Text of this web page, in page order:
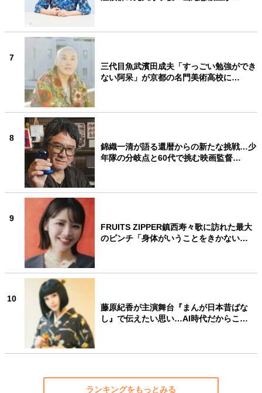
7
三代目魚武濱田成夫「すっごい勉強ができ
ない阿呆」が京都の名門美術高校に…
8
錦織一清が語る還暦からの新たな挑戦…少
年隊の分岐点と60代で挑む映画監督…
9
FRUITS ZIPPER鎮西寿々歌に訪れた最大
のピンチ「身体がいうことをきかない…
10
藤原紀香が主演舞台『まんが日本昔ばな
し』で伝えたい思い…AI時代だからこ…
ランキングをもっとみる